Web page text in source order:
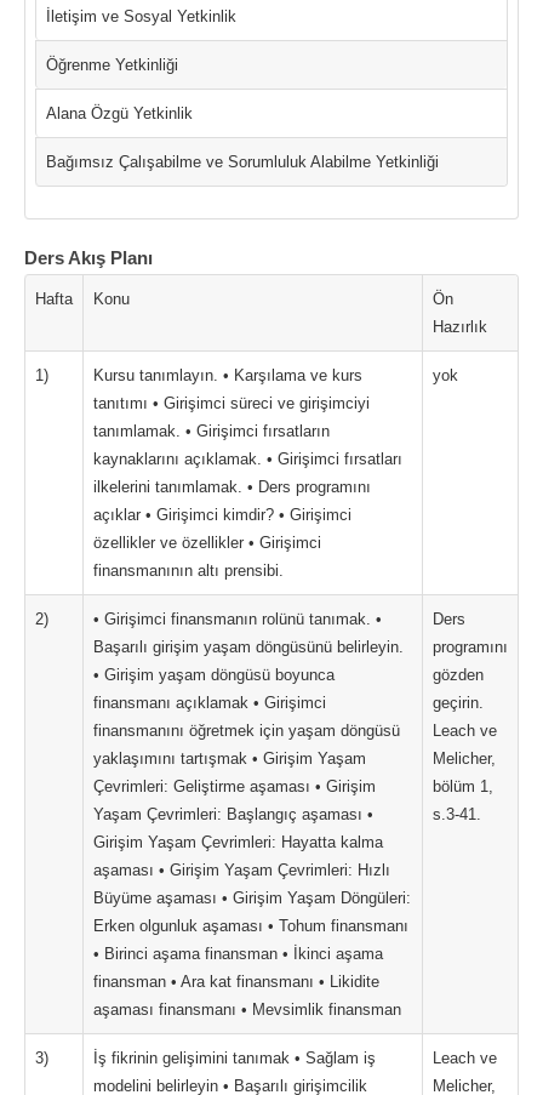
İletişim ve Sosyal Yetkinlik
Öğrenme Yetkinliği
Alana Özgü Yetkinlik
Bağımsız Çalışabilme ve Sorumluluk Alabilme Yetkinliği
Ders Akış Planı
Hafta Konu
Ön
Hazırlık
1)
Kursu tanımlayın. • Karşılama ve kurs
tanıtımı • Girişimci süreci ve girişimciyi
tanımlamak. • Girişimci fırsatların
kaynaklarını açıklamak. • Girişimci fırsatları
ilkelerini tanımlamak. • Ders programını
açıklar • Girişimci kimdir? • Girişimci
özellikler ve özellikler • Girişimci
finansmanının altı prensibi.
yok
2)
• Girişimci finansmanın rolünü tanımak. •
Başarılı girişim yaşam döngüsünü belirleyin.
• Girişim yaşam döngüsü boyunca
finansmanı açıklamak • Girişimci
finansmanını öğretmek için yaşam döngüsü
yaklaşımını tartışmak • Girişim Yaşam
Çevrimleri: Geliştirme aşaması • Girişim
Yaşam Çevrimleri: Başlangıç aşaması •
Girişim Yaşam Çevrimleri: Hayatta kalma
aşaması • Girişim Yaşam Çevrimleri: Hızlı
Büyüme aşaması • Girişim Yaşam Döngüleri:
Erken olgunluk aşaması • Tohum finansmanı
• Birinci aşama finansman • İkinci aşama
finansman • Ara kat finansmanı • Likidite
aşaması finansmanı • Mevsimlik finansman
Ders
programını
gözden
geçirin.
Leach ve
Melicher,
bölüm 1,
s.3-41.
3)
İş fikrinin gelişimini tanımak • Sağlam iş
modelini belirleyin • Başarılı girişimcilik
Leach ve
Melicher,